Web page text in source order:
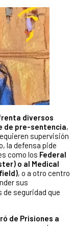
diversos
de pre-sentencia,
supervisión
la defensa pide
como los Federal
o al Medical
, o a otro centro
sus
seguridad que
de Prisiones a